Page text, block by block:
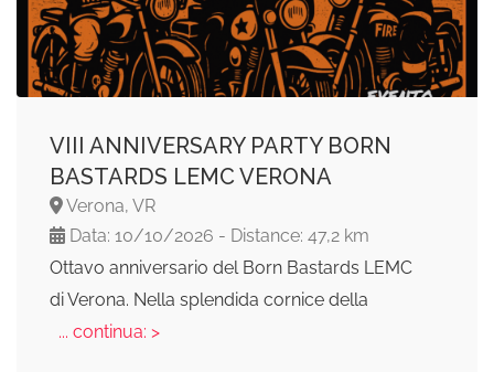
VIII ANNIVERSARY PARTY BORN
BASTARDS LEMC VERONA
Verona, VR
Data: 10/10/2026 - Distance: 47,2 km
Ottavo anniversario del Born Bastards LEMC
di Verona. Nella splendida cornice della
... continua: >